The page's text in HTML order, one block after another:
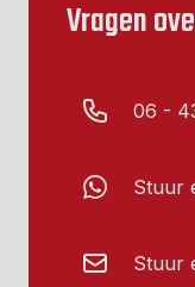
Vragen
06 -
Stuur
Stuur